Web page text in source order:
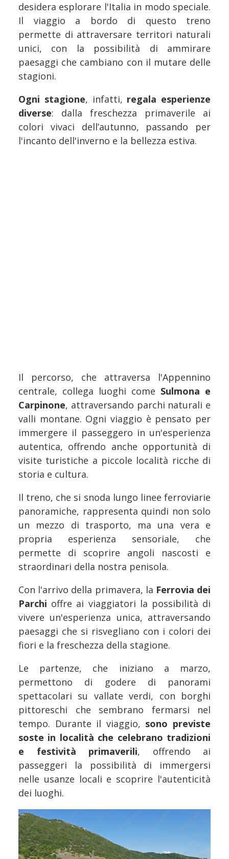
desidera esplorare l'Italia in modo speciale.
Il viaggio a bordo di questo treno
permette di attraversare territori naturali
unici, con la possibilità di ammirare
paesaggi che cambiano con il mutare delle
stagioni.
Ogni stagione, infatti, regala esperienze
diverse: dalla freschezza primaverile ai
colori vivaci dell’autunno, passando per
l'incanto dell'inverno e la bellezza estiva.
Il percorso, che attraversa l'Appennino
centrale, collega luoghi come Sulmona e
Carpinone, attraversando parchi naturali e
valli montane. Ogni viaggio è pensato per
immergere il passeggero in un'esperienza
autentica, offrendo anche opportunità di
visite turistiche a piccole località ricche di
storia e cultura.
Il treno, che si snoda lungo linee ferroviarie
panoramiche, rappresenta quindi non solo
un mezzo di trasporto, ma una vera e
propria esperienza sensoriale, che
permette di scoprire angoli nascosti e
straordinari della nostra penisola.
Con l'arrivo della primavera, la Ferrovia dei
Parchi offre ai viaggiatori la possibilità di
vivere un'esperienza unica, attraversando
paesaggi che si risvegliano con i colori dei
fiori e la freschezza della stagione.
Le partenze, che iniziano a marzo,
permettono di godere di panorami
spettacolari su vallate verdi, con borghi
pittoreschi che sembrano fermarsi nel
tempo. Durante il viaggio, sono previste
soste in località che celebrano tradizioni
e festività primaverili, offrendo ai
passeggeri la possibilità di immergersi
nelle usanze locali e scoprire l'autenticità
dei luoghi.